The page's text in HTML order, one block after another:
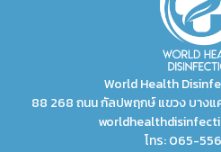
World Health
88 268 ถนน กัลปพฤกษ์ แขวง บางแ
โทร:065-